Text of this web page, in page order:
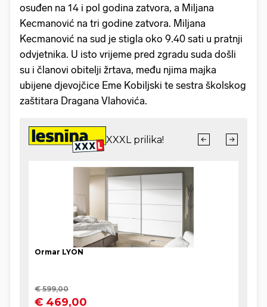
osuđen na 14 i pol godina zatvora, a Miljana
Kecmanović na tri godine zatvora. Miljana
Kecmanović na sud je stigla oko 9.40 sati u pratnji
odvjetnika. U isto vrijeme pred zgradu suda došli
su i članovi obitelji žrtava, među njima majka
ubijene djevojčice Eme Kobiljski te sestra školskog
zaštitara Dragana Vlahovića.